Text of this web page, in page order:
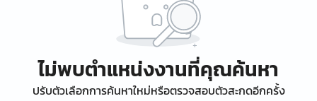
ไม่พบตำแหน่งงานที่คุณค้นหา
ปรับตัวเลือกการค้นหาใหม่หรือตรวจสอบตัวสะกดอีกครั้ง